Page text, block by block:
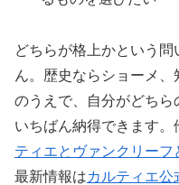
どちらが格上かという
ん。歴史ならショーメ
のうえで、自分がどち
いちばん納得できます
ティエとヴァンクリーフ
最新情報はカルティエ公